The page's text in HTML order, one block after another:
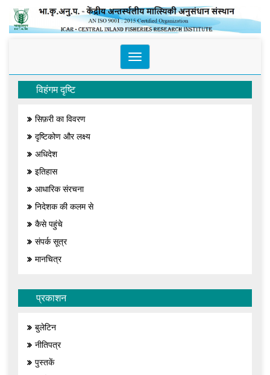
Toggle
navigation
विहंगम दृष्टि
सिफ़री का विवरण
दृष्टिकोण और लक्ष्य
अधिदेश
इतिहास
आधारिक संरचना
निदेशक की कलम से
कैसे पहुंचे
संपर्क सूत्र
मानचित्र
प्रकाशन
बुलेटिन
नीतिपत्र
पुस्तकें